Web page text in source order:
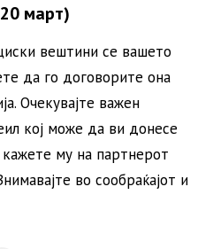
март)
вештини се вашето
да го договорите она
Очекувајте важен
кој може да ви донесе
му на партнерот
во сообраќајот и